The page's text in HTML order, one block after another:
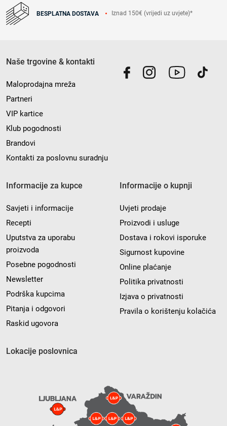
BESPLATNA DOSTAVA Iznad 150€ (vrijedi uz uvjete)*
Naše trgovine & kontakti
Maloprodajna mreža
Partneri
VIP kartice
Klub pogodnosti
Brandovi
Kontakti za poslovnu suradnju
Informacije za kupce
Savjeti i informacije
Recepti
Uputstva za uporabu
proizvoda
Posebne pogodnosti
Newsletter
Podrška kupcima
Pitanja i odgovori
Raskid ugovora
Informacije o kupnji
Uvjeti prodaje
Proizvodi i usluge
Dostava i rokovi isporuke
Sigurnost kupovine
Online plaćanje
Politika privatnosti
Izjava o privatnosti
Pravila o korištenju kolačića
Lokacije poslovnica